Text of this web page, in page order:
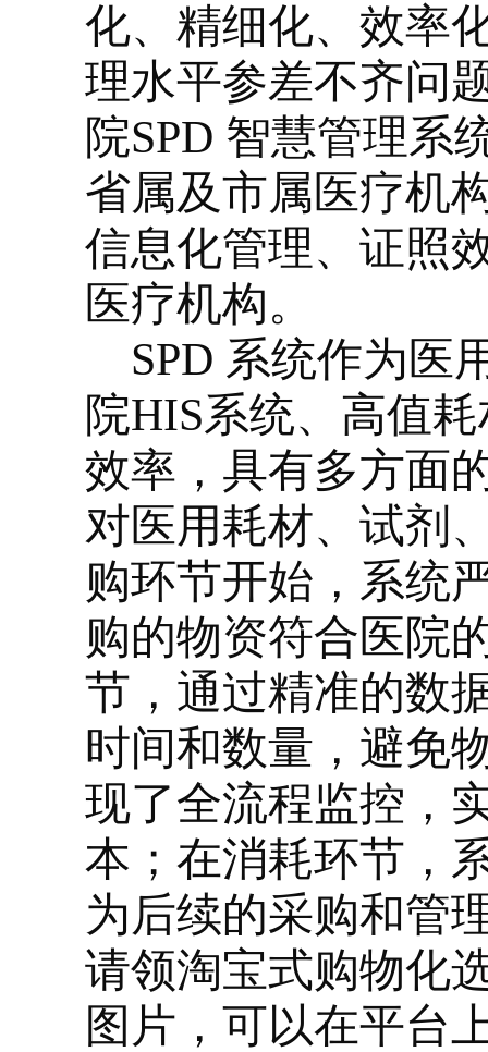
化、精细化、效率
理水平参差不齐问
院SPD 智慧管理系
省属及市属医疗机
信息化管理、证照
医疗机构。
SPD 系统作为医
院HIS系统、高值
效率，具有多方面
对医用耗材、试剂
购环节开始，系统
购的物资符合医院
节，通过精准的数
时间和数量，避免
现了全流程监控，
本；在消耗环节，
为后续的采购和管
请领淘宝式购物化
图片，可以在平台